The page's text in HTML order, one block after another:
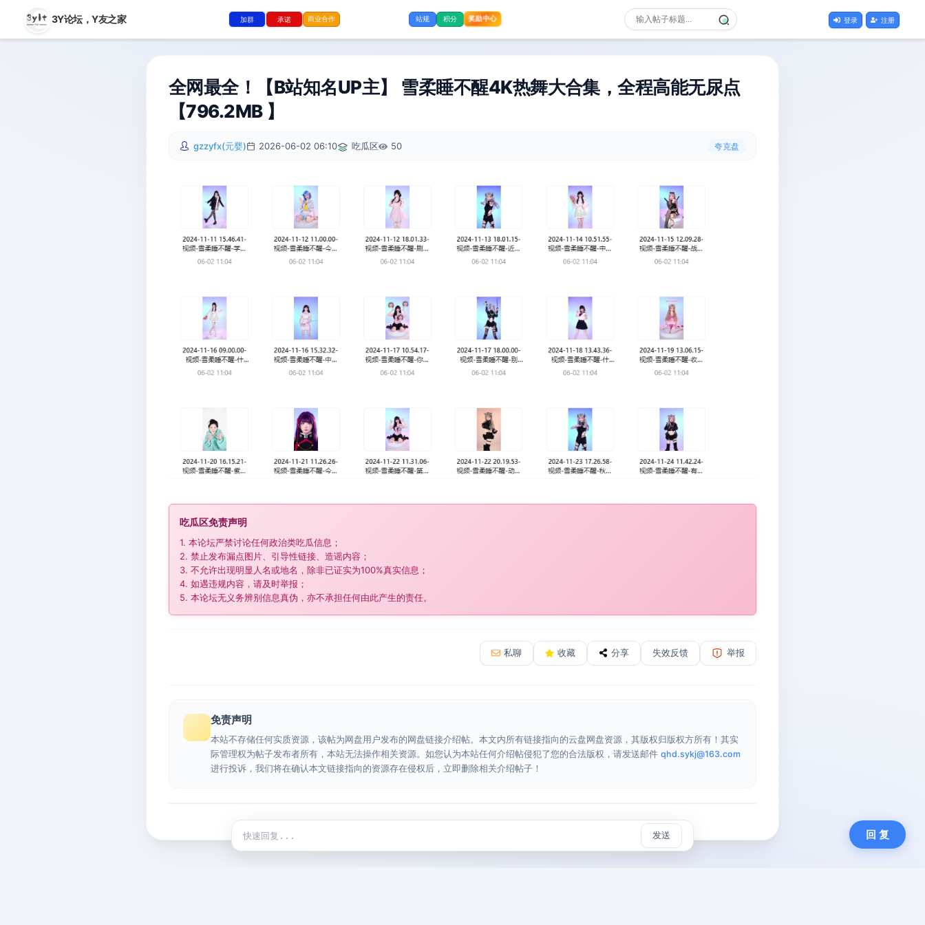
3Y论坛，Y友之家 加群 承诺 商业合作 站规 积分 奖励中心 登录 注册
全网最全！【B站知名UP主】 雪柔睡不醒4K热舞大合集，全程高能无尿点
【796.2MB 】
gzzyfx(元婴) 2026-06-02 06:10 吃瓜区 50 夸克盘
吃瓜区免责声明
1. 本论坛严禁讨论任何政治类吃瓜信息；
2. 禁止发布漏点图片、引导性链接、造谣内容；
3. 不允许出现明显人名或地名，除非已证实为100%真实信息；
4. 如遇违规内容，请及时举报；
5. 本论坛无义务辨别信息真伪，亦不承担任何由此产生的责任。
私聊 收藏 分享 失效反馈 举报
免责声明
本站不存储任何实质资源，该帖为网盘用户发布的网盘链接介绍帖。本文内所有链接指向的云盘网盘资源，其版权归版权方所有！其实
际管理权为帖子发布者所有，本站无法操作相关资源。如您认为本站任何介绍帖侵犯了您的合法版权，请发送邮件 qhd.sykj@163.com
进行投诉，我们将在确认本文链接指向的资源存在侵权后，立即删除相关介绍帖子！
快捷回复
发送 回 复